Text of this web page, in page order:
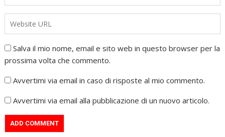
Salva il mio nome, email e sito web in questo browser per la
prossima volta che commento.
Avvertimi via email in caso di risposte al mio commento.
Avvertimi via email alla pubblicazione di un nuovo articolo.